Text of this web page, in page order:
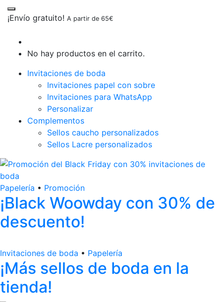
¡Envío gratuito! A partir de 65€
No hay productos en el carrito.
Invitaciones de boda
Invitaciones papel con sobre
Invitaciones para WhatsApp
Personalizar
Complementos
Sellos caucho personalizados
Sellos Lacre personalizados
Papelería • Promoción
¡Black Woowday con 30% de
descuento!
Invitaciones de boda • Papelería
¡Más sellos de boda en la
tienda!